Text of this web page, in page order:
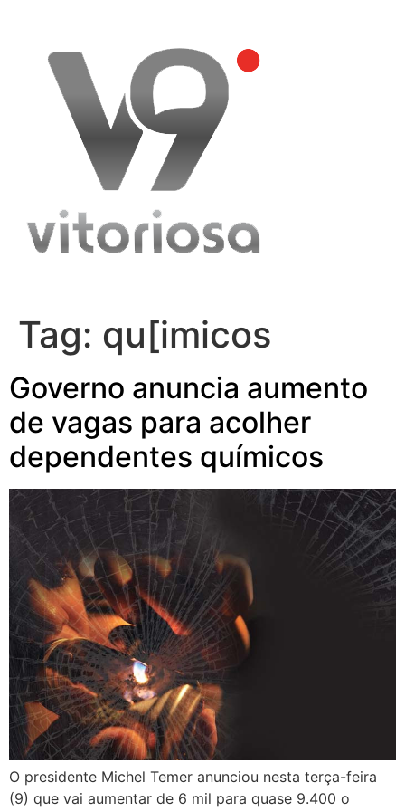
content
Tag: qu[imicos
Governo anuncia aumento
de vagas para acolher
dependentes químicos
O presidente Michel Temer anunciou nesta terça-feira
(9) que vai aumentar de 6 mil para quase 9.400 o